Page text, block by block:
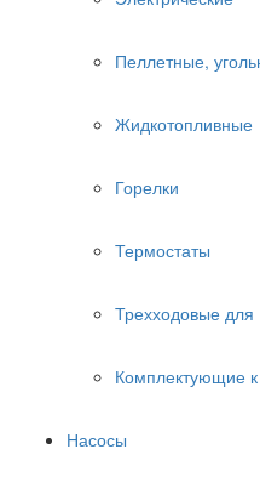
Пеллетные,
Жидкотопливные
Горелки
Термостаты
Трехходовые
Комплектующие к
Насосы